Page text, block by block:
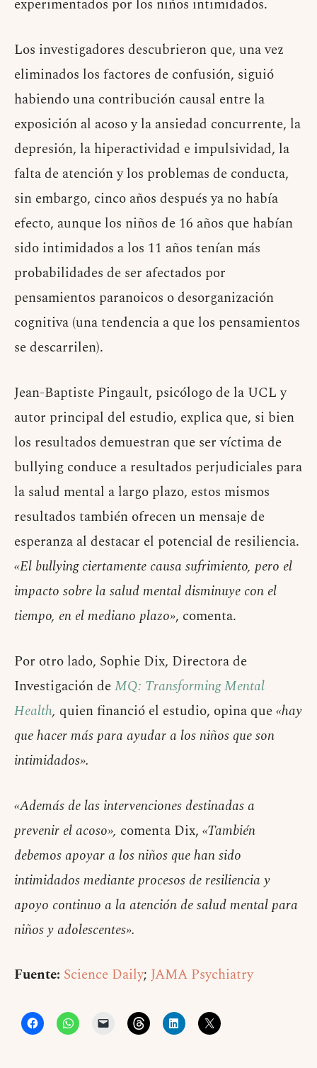
experimentados por los niños intimidados.
Los investigadores descubrieron que, una vez
eliminados los factores de confusión, siguió
habiendo una contribución causal entre la
exposición al acoso y la ansiedad concurrente, la
depresión, la hiperactividad e impulsividad, la
falta de atención y los problemas de conducta,
sin embargo, cinco años después ya no había
efecto, aunque los niños de 16 años que habían
sido intimidados a los 11 años tenían más
probabilidades de ser afectados por
pensamientos paranoicos o desorganización
cognitiva (una tendencia a que los pensamientos
se descarrilen).
Jean-Baptiste Pingault, psicólogo de la UCL y
autor principal del estudio, explica que, si bien
los resultados demuestran que ser víctima de
bullying conduce a resultados perjudiciales para
la salud mental a largo plazo, estos mismos
resultados también ofrecen un mensaje de
esperanza al destacar el potencial de resiliencia.
«El bullying ciertamente causa sufrimiento, pero el
impacto sobre la salud mental disminuye con el
tiempo, en el mediano plazo», comenta.
Por otro lado, Sophie Dix, Directora de
Investigación deMQ: Transforming Mental
Health, quien financió el estudio, opina que«hay
que hacer más para ayudar a los niños que son
intimidados».
«Además de las intervenciones destinadas a
prevenir el acoso», comenta Dix, «También
debemos apoyar a los niños que han sido
intimidados mediante procesos de resiliencia y
apoyo continuo a la atención de salud mental para
niños y adolescentes».
Fuente: Science Daily; JAMA Psychiatry